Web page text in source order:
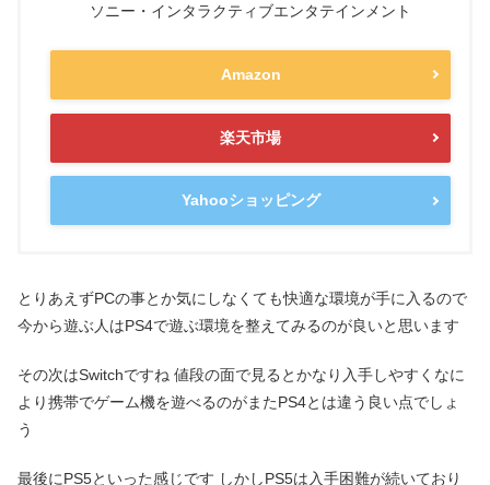
ソニー・インタラクティブエンタテインメント
Amazon
楽天市場
Yahooショッピング
とりあえずPCの事とか気にしなくても快適な環境が手に入るので
今から遊ぶ人はPS4で遊ぶ環境を整えてみるのが良いと思います
その次はSwitchですね 値段の面で見るとかなり入手しやすくなに
より携帯でゲーム機を遊べるのがまたPS4とは違う良い点でしょ
う
最後にPS5といった感じです しかしPS5は入手困難が続いており